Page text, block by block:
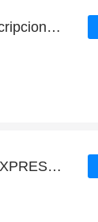
Obtenga un 10% de descuento en las suscripciones al boletín de noticias
Rebajas de fin de temporada en IBERIA EXPRESS con descuentos de hasta 40%